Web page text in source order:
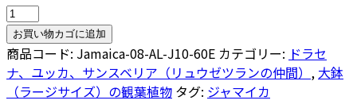
ソ
ン
グ
オ
ブ・
お買い物カゴに追加
商品コード: Jamaica-08-AL-J10-60E カテゴリー: ドラセ
ナ、ユッカ、サンスベリア（リュウゼツランの仲間） , 大鉢
（ラージサイズ）の観葉植物 タグ: ジャマイカ